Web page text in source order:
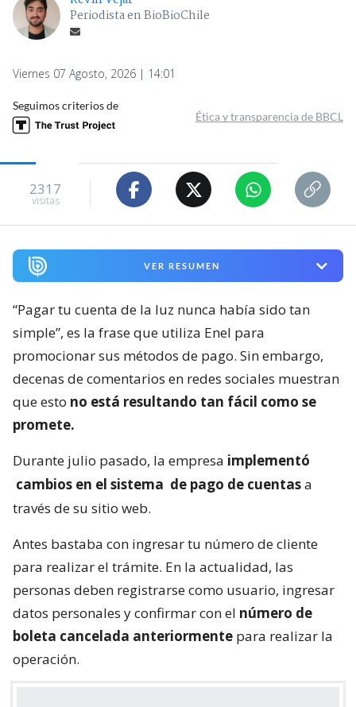
Periodista en BioBioChile
Viernes 07 Agosto, 2026 | 14:01
Seguimos criterios de
Ética y transparencia de BBCL
2317
visitas
VER RESUMEN
“Pagar tu cuenta de la luz nunca había sido tan
simple”, es la frase que utiliza Enel para
promocionar sus métodos de pago. Sin embargo,
decenas de comentarios en redes sociales muestran
que esto no está resultando tan fácil como se
promete.
Durante julio pasado, la empresa implementó
cambios en el sistema de pago de cuentasa
través de su sitio web.
Antes bastaba con ingresar tu número de cliente
para realizar el trámite. En la actualidad, las
personas deben registrarse como usuario, ingresar
datos personales y confirmar con el número de
boleta cancelada anteriormente para realizar la
operación.